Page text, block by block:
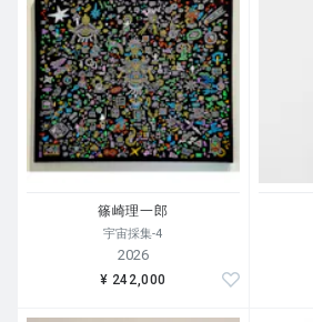
篠崎理一郎
宇宙採集-4
2026
¥ 242,000